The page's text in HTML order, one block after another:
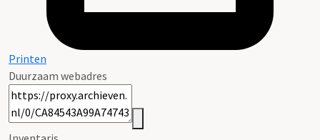
Printen
Duurzaam webadres